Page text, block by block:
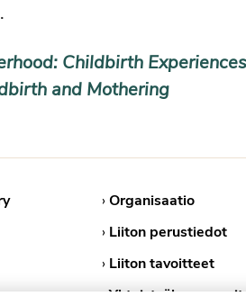
Childbirth
and Mothering
›Organisaatio
› Liiton perustiedot
› Liiton tavoitteet